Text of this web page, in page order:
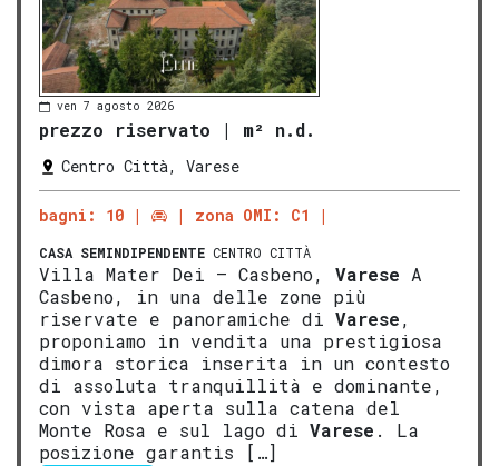
ven 7 agosto 2026
prezzo riservato | m² n.d.
Centro Città, Varese
bagni: 10 zona OMI: C1
CASA SEMINDIPENDENTE CENTRO CITTÀ
Villa Mater Dei – Casbeno, Varese A
Casbeno, in una delle zone più
riservate e panoramiche di Varese,
proponiamo in vendita una prestigiosa
dimora storica inserita in un contesto
di assoluta tranquillità e dominante,
con vista aperta sulla catena del
Monte Rosa e sul lago di Varese . La
posizione garantis […]